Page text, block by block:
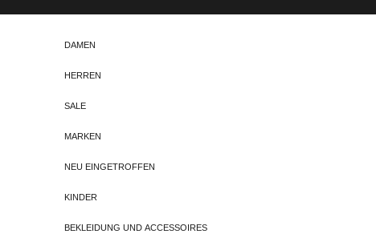
DAMEN
HERREN
SALE
MARKEN
NEU EINGETROFFEN
KINDER
BEKLEIDUNG UND ACCESSOIRES